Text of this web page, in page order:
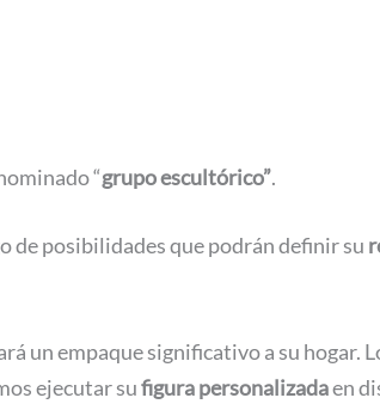
“grupo escultórico”.
de posibilidades que podrán definir su
un empaque significativo a su hogar.
ejecutar sufigura personalizadaen